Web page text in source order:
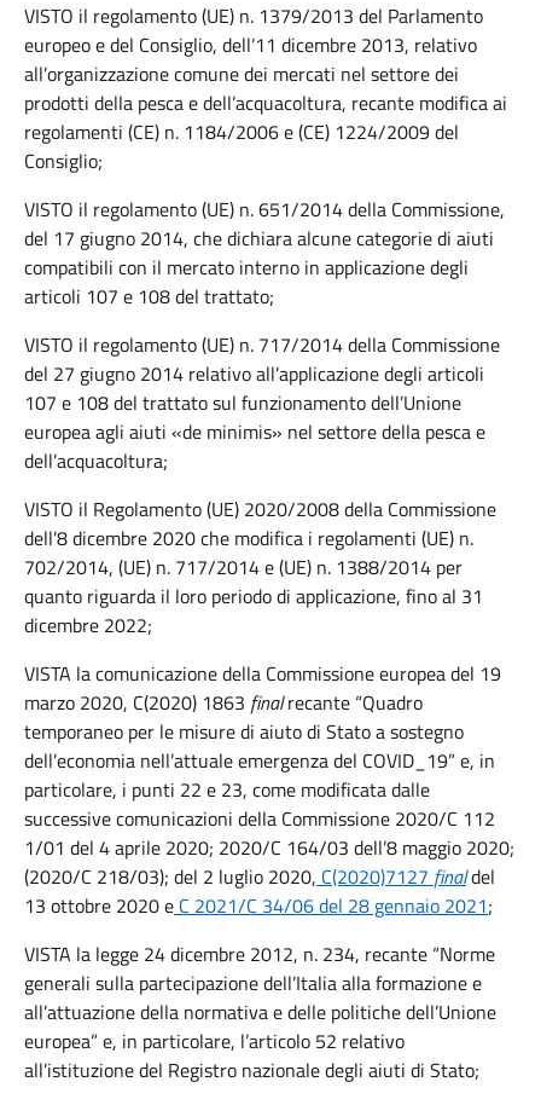
VISTO il regolamento (UE) n. 1379/2013 del Parlamento
europeo e del Consiglio, dell’11 dicembre 2013, relativo
all’organizzazione comune dei mercati nel settore dei
prodotti della pesca e dell’acquacoltura, recante modifica ai
regolamenti (CE) n. 1184/2006 e (CE) 1224/2009 del
Consiglio;
VISTO il regolamento (UE) n. 651/2014 della Commissione,
del 17 giugno 2014, che dichiara alcune categorie di aiuti
compatibili con il mercato interno in applicazione degli
articoli 107 e 108 del trattato;
VISTO il regolamento (UE) n. 717/2014 della Commissione
del 27 giugno 2014 relativo all’applicazione degli articoli
107 e 108 del trattato sul funzionamento dell’Unione
europea agli aiuti «de minimis» nel settore della pesca e
dell’acquacoltura;
VISTO il Regolamento (UE) 2020/2008 della Commissione
dell’8 dicembre 2020 che modifica i regolamenti (UE) n.
702/2014, (UE) n. 717/2014 e (UE) n. 1388/2014 per
quanto riguarda il loro periodo di applicazione, fino al 31
dicembre 2022;
VISTA la comunicazione della Commissione europea del 19
marzo 2020, C(2020) 1863 finalrecante “Quadro
temporaneo per le misure di aiuto di Stato a sostegno
dell’economia nell’attuale emergenza del COVID_19” e, in
particolare, i punti 22 e 23, come modificata dalle
successive comunicazioni della Commissione 2020/C 112
1/01 del 4 aprile 2020; 2020/C 164/03 dell’8 maggio 2020;
(2020/C 218/03); del 2 luglio 2020, C(2020)7127 finaldel
13 ottobre 2020 e C 2021/C 34/06 del 28 gennaio 2021;
VISTA la legge 24 dicembre 2012, n. 234, recante “Norme
generali sulla partecipazione dell’Italia alla formazione e
all’attuazione della normativa e delle politiche dell’Unione
europea” e, in particolare, l’articolo 52 relativo
all’istituzione del Registro nazionale degli aiuti di Stato;